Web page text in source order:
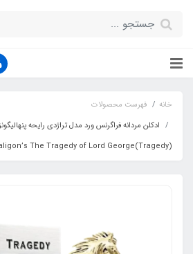
خانه
فهرست محصولات
ادکلن مردانه فراگرنس ورد مدل تراژدی رایحه
(Tragedy)Penhaligon’s The Tragedy of Lord George